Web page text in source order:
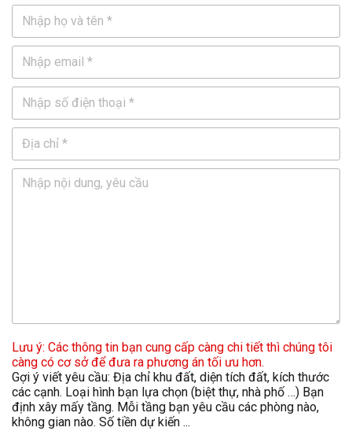
Lưu ý: Các thông tin bạn cung cấp càng chi tiết thì chúng tôi
càng có cơ sở để đưa ra phương án tối ưu hơn.
Gợi ý viết yêu cầu: Địa chỉ khu đất, diện tích đất, kích thước
các cạnh. Loại hình bạn lựa chọn (biệt thự, nhà phố …) Bạn
định xây mấy tầng. Mỗi tầng bạn yêu cầu các phòng nào,
không gian nào. Số tiền dự kiến ...